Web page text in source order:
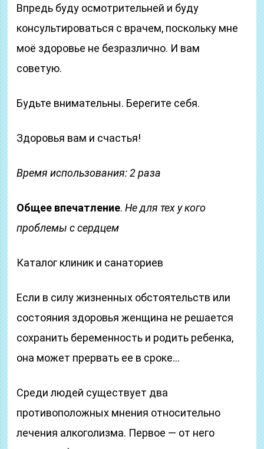
Впредь буду осмотрительней и буду
консультироваться с врачем, поскольку мне
моё здоровье не безразлично. И вам
советую.
Будьте внимательны. Берегите себя.
Здоровья вам и счастья!
Время использования: 2 раза
Общее впечатление.Не для тех у кого
проблемы с сердцем
Каталог клиник и санаториев
Если в силу жизненных обстоятельств или
состояния здоровья женщина не решается
сохранить беременность и родить ребенка,
она может прервать ее в сроке…
Среди людей существует два
противоположных мнения относительно
лечения алкоголизма. Первое — от него